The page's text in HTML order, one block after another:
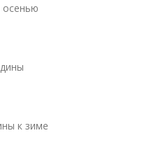
осенью
к зиме